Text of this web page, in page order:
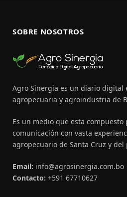
SOBRE NOSOTROS
Agro Sinergia es un diario digital
agropecuaria y agroindustria de
Es un medio que esta
comunicación con vasta
agropecuario de Santa Cruz y del
Email: info@agrosinergia.com.bo
Contacto: +591 67710627